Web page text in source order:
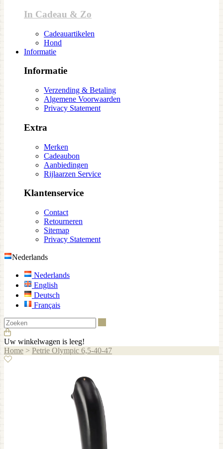
In Cadeau & Zo
Cadeauartikelen
Hond
Informatie
Informatie
Verzending & Betaling
Algemene Voorwaarden
Privacy Statement
Extra
Merken
Cadeaubon
Aanbiedingen
Rijlaarzen Service
Klantenservice
Contact
Retourneren
Sitemap
Privacy Statement
Nederlands
Nederlands
English
Deutsch
Français
Uw winkelwagen is leeg!
Home > Petrie Olympic 6,5-40-47